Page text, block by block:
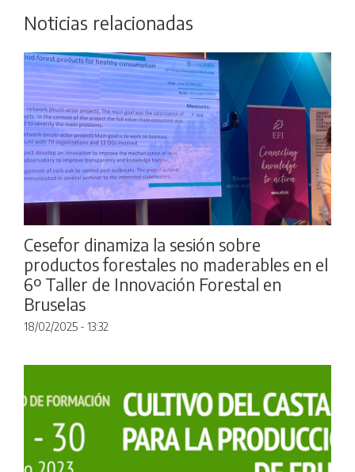
Noticias relacionadas
Cesefor dinamiza la sesión sobre
productos forestales no maderables en el
6º Taller de Innovación Forestal en
Bruselas
18/02/2025 - 13:32